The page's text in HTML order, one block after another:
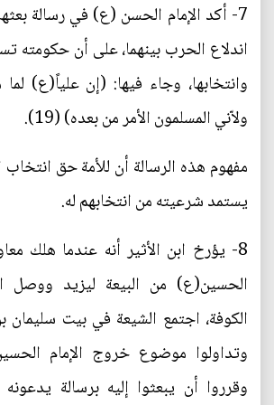
7- أكد الإمام الحسن (ع) في رسالة
اندلاع الحرب بينهما، على أن حكومته
وانتخابها، وجاء فيها: (إن علياً(ع)
ولاّني المسلمون الأمر من بعده) (19).
مفهوم هذه الرسالة أن للأمة حق انتخاب
يستمد شرعيته من انتخابهم له.
8- يؤرخ ابن الأثير أنه عندما هلك
الحسين(ع) من البيعة ليزيد ووصل
الكوفة، اجتمع الشيعة في بيت
وتداولوا موضوع خروج الإمام
وقرروا أن يبعثوا إليه برسالة